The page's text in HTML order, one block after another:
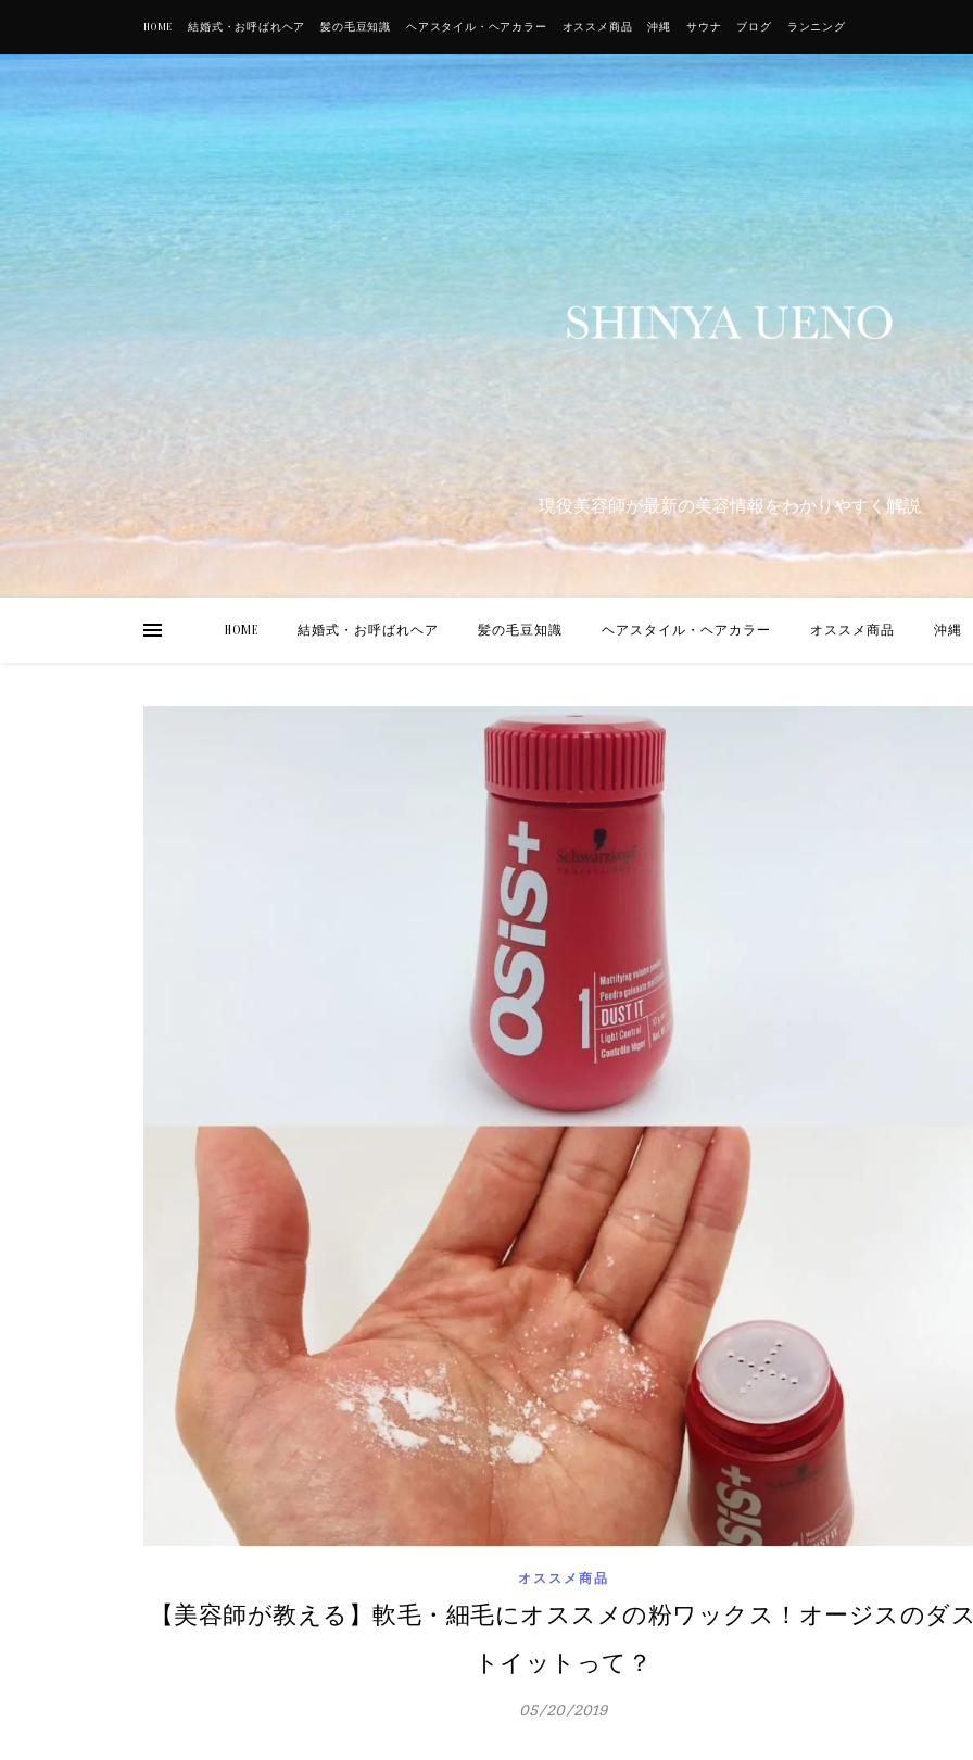
HOME 結婚式・お呼ばれヘア 髪の毛豆知識 ヘアスタイル・ヘアカラー オススメ商品 沖縄 サウナ ブログ ランニング
現役美容師が最新の美容情報をわかりやすく解説
HOME 結婚式・お呼ばれヘア 髪の毛豆知識 ヘアスタイル・ヘアカラー オススメ商品 沖縄
オススメ商品
【美容師が教える】軟毛・細毛にオススメの粉ワックス！オージスのダ
トイットって？
05/20/2019